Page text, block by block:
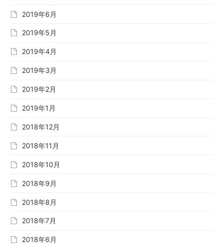
2019年6月
2019年5月
2019年4月
2019年3月
2019年2月
2019年1月
2018年12月
2018年11月
2018年10月
2018年9月
2018年8月
2018年7月
2018年6月